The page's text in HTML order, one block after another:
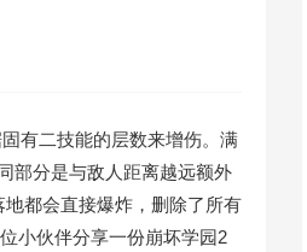
有二技能的层数来增伤。满
部分是与敌人距离越远额外
都会直接爆炸，删除了所有
小伙伴分享一份崩坏学园2